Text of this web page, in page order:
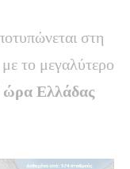
στη
με το μεγαλύτερο
Ελλάδας